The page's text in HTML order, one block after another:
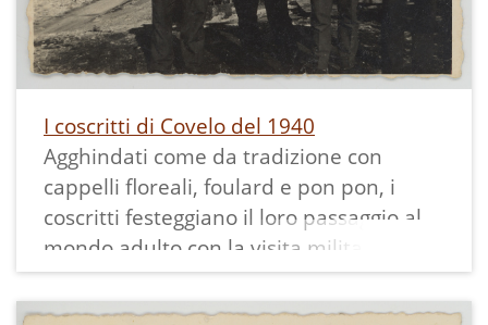
I coscritti di Covelo del 1940
Agghindati come da tradizione con
cappelli floreali, foulard e pon pon, i
coscritti festeggiano il loro passaggio al
mondo adulto con la visita militare in
vista del raggiungimento della maggiore
età.